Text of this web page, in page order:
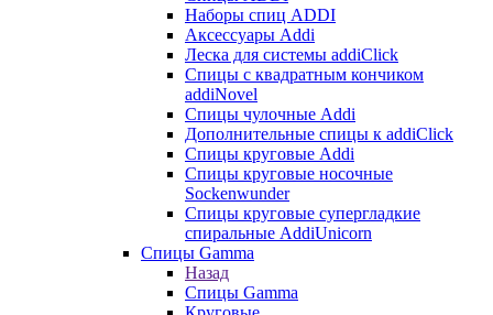
Наборы спиц ADDI
Аксессуары Addi
Леска для системы addiClick
Спицы с квадратным кончиком
addiNovel
Спицы чулочные Addi
Дополнительные спицы к addiClick
Спицы круговые Addi
Спицы круговые носочные
Sockenwunder
Спицы круговые супергладкие
спиральные AddiUnicorn
Спицы Gamma
Назад
Спицы Gamma